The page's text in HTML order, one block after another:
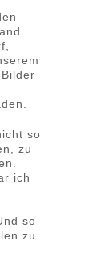
so
zu
ich
so
zu